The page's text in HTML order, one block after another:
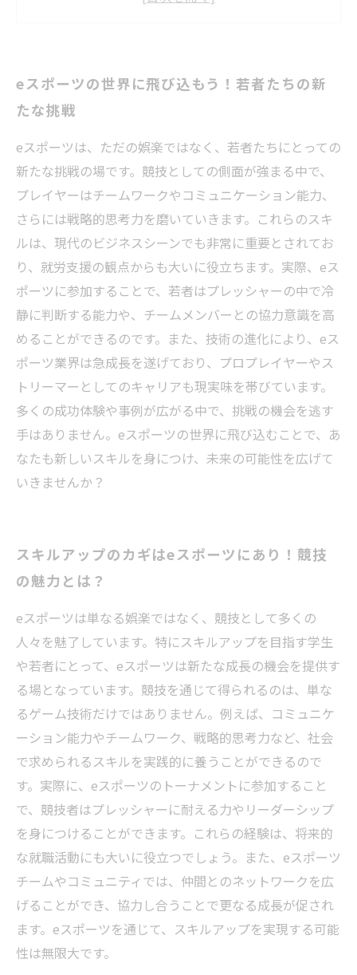
コミュニケーション能力を高めるeスポーツの力
成功体験から学ぶ！eスポーツでの成長ストーリ
ー
技術革新と共に進化するeスポーツの未来とは？
スキルアップを目指す若者たちへ：eスポーツの
可能性を探る
eスポーツの世界に飛び込もう！若者たちの新
たな挑戦
eスポーツは、ただの娯楽ではなく、若者たちにとっての
新たな挑戦の場です。競技としての側面が強まる中で、
プレイヤーはチームワークやコミュニケーション能力、
さらには戦略的思考力を磨いていきます。これらのスキ
ルは、現代のビジネスシーンでも非常に重要とされてお
り、就労支援の観点からも大いに役立ちます。実際、eス
ポーツに参加することで、若者はプレッシャーの中で冷
静に判断する能力や、チームメンバーとの協力意識を高
めることができるのです。また、技術の進化により、eス
ポーツ業界は急成長を遂げており、プロプレイヤーやス
トリーマーとしてのキャリアも現実味を帯びています。
多くの成功体験や事例が広がる中で、挑戦の機会を逃す
手はありません。eスポーツの世界に飛び込むことで、あ
なたも新しいスキルを身につけ、未来の可能性を広げて
いきませんか？
スキルアップのカギはeスポーツにあり！競技
の魅力とは？
eスポーツは単なる娯楽ではなく、競技として多くの
人々を魅了しています。特にスキルアップを目指す学生
や若者にとって、eスポーツは新たな成長の機会を提供す
る場となっています。競技を通じて得られるのは、単な
るゲーム技術だけではありません。例えば、コミュニケ
ーション能力やチームワーク、戦略的思考力など、社会
で求められるスキルを実践的に養うことができるので
す。実際に、eスポーツのトーナメントに参加すること
で、競技者はプレッシャーに耐える力やリーダーシップ
を身につけることができます。これらの経験は、将来的
な就職活動にも大いに役立つでしょう。また、eスポーツ
チームやコミュニティでは、仲間とのネットワークを広
げることができ、協力し合うことで更なる成長が促され
ます。eスポーツを通じて、スキルアップを実現する可能
性は無限大です。